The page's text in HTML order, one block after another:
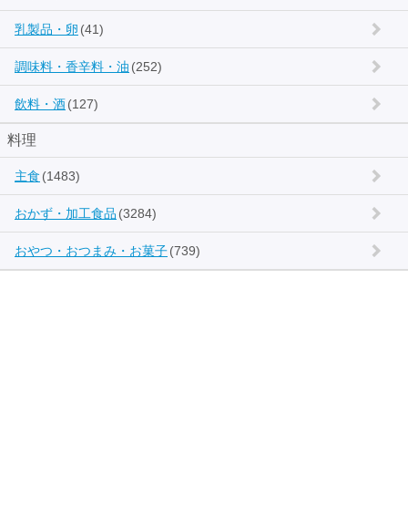
乳製品・卵 (41)
調味料・香辛料・油 (252)
飲料・酒(127)
料理
主食 (1483)
おかず・加工食品 (3284)
おやつ・おつまみ・お菓子(739)